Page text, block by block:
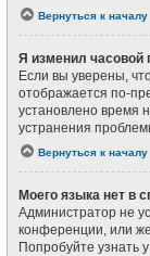
Вернуться к началу
Я изменил часовой
Если вы уверены,
отображается по-
установлено время
устранения
Вернуться к началу
Моего языка нет в
Администратор не
конференции, или
Попробуйте узнать